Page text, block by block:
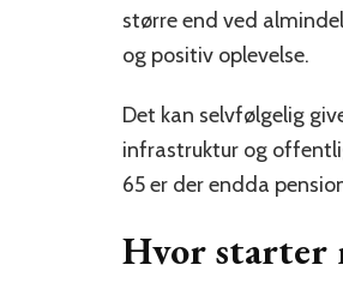
større end ved
og positiv oplevelse.
Det kan selvfølgelig
infrastruktur og
65 er der endda
Hvor starter